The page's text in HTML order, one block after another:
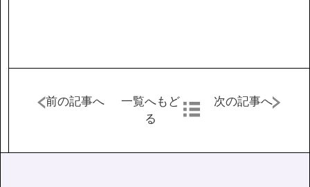
営業カタログダウンロード
前の記事へ
一覧へもど
る
次の記事へ